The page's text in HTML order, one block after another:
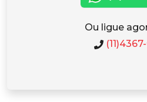
Ou ligue